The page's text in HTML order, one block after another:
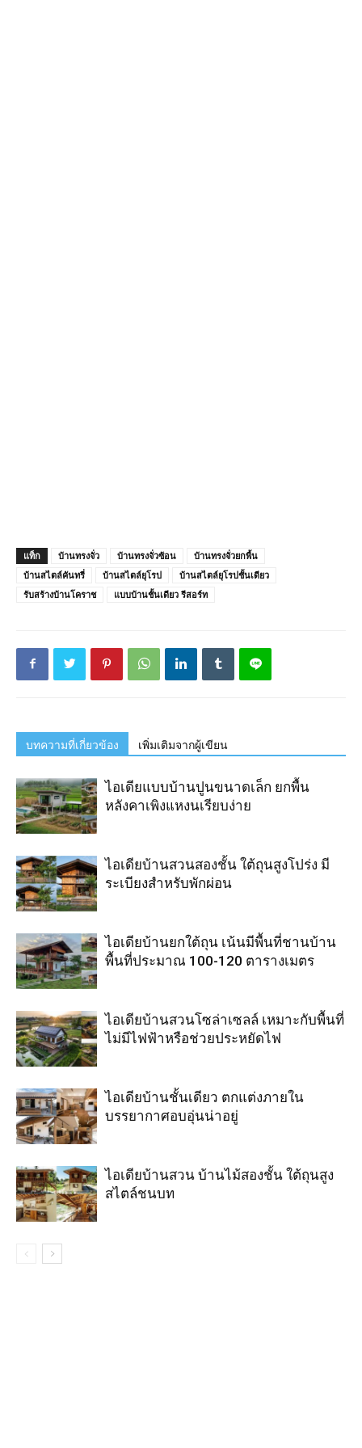
แท็ก บ้านทรงจั่ว บ้านทรงจั่วซ้อน
บ้านทรงจั่วยกพื้น
บ้านสไตล์คันทรี่
บ้านสไตล์ยุโรป
บ้านสไตล์ยุโรปชั้นเดียว
รับสร้างบ้านโคราช
แบบบ้านชั้นเดียว รีสอร์ท
บทความที่เกี่ยวข้อง เพิ่มเติมจากผู้เขียน
ไอเดียแบบบ้านปูนขนาดเล็ก ยกพื้น
หลังคาเพิงแหงนเรียบง่าย
ไอเดียบ้านสวนสองชั้น ใต้ถุนสูงโปร่ง มี
ระเบียงสำหรับพักผ่อน
ไอเดียบ้านยกใต้ถุน เน้นมีพื้นที่ชานบ้าน
พื้นที่ประมาณ 100-120 ตารางเมตร
ไอเดียบ้านสวนโซล่าเซลล์ เหมาะกับพื้นที่
ไม่มีไฟฟ้าหรือช่วยประหยัดไฟ
ไอเดียบ้านชั้นเดียว ตกแต่งภายใน
บรรยากาศอบอุ่นน่าอยู่
ไอเดียบ้านสวน บ้านไม้สองชั้น ใต้ถุนสูง
สไตล์ชนบท